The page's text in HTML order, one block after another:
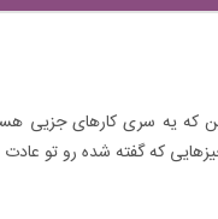
که یه سری کارهای جزیی
که گفته شده رو تو عادت